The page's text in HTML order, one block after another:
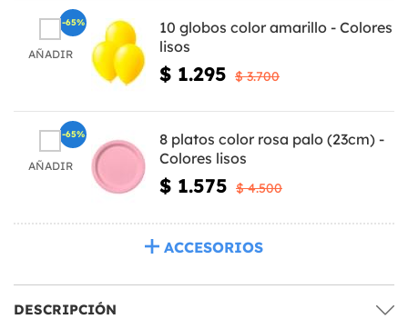
AÑADIR
10 globos color amarillo - Colores
lisos
$ 1.295 $ 3.700
-65%
AÑADIR
8 platos color rosa palo (23cm) -
Colores lisos
$ 1.575 $ 4.500
-65%
ACCESORIOS
DESCRIPCIÓN